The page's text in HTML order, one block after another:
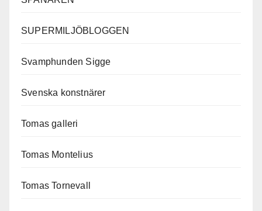
SUPERMILJÖBLOGGEN
Svamphunden Sigge
Svenska konstnärer
Tomas galleri
Tomas Montelius
Tomas Tornevall